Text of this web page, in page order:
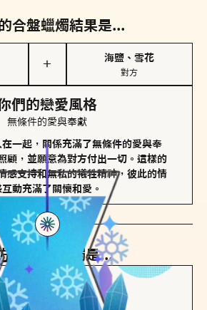
合盤蠟燭結果是...
＋
海鹽、雪花
對方
們的戀愛風格
無條件的愛與奉獻
一起，關係充滿了無條件的愛與奉
顧，並願意為對方付出一切。這樣的
感支持和無私的犧牲精神，彼此的情
互動充滿了關懷和愛。
的主調蠟燭是...